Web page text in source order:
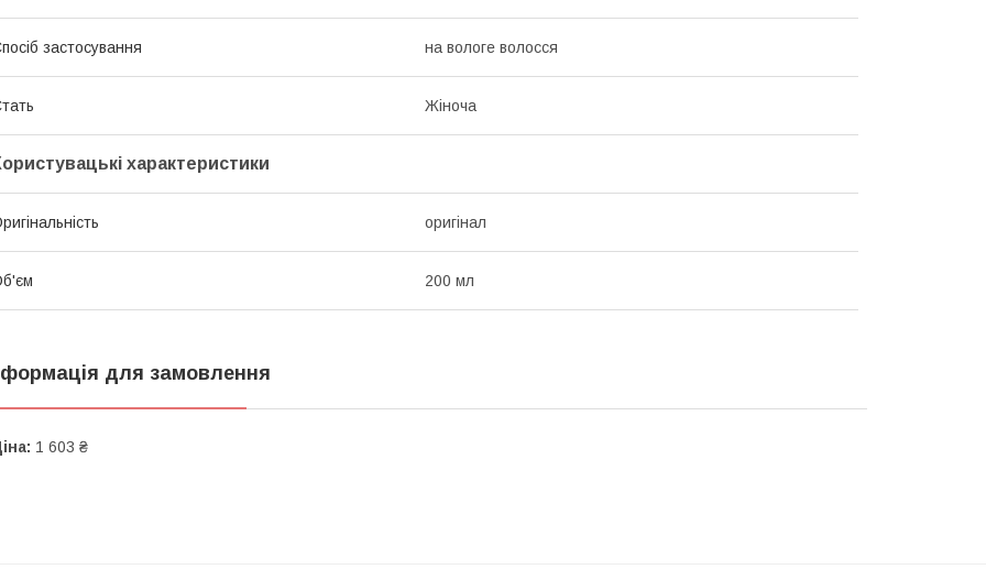
застосування на вологе волосся
Жіноча
характеристики
оригінал
200 мл
для замовлення
1 603 ₴